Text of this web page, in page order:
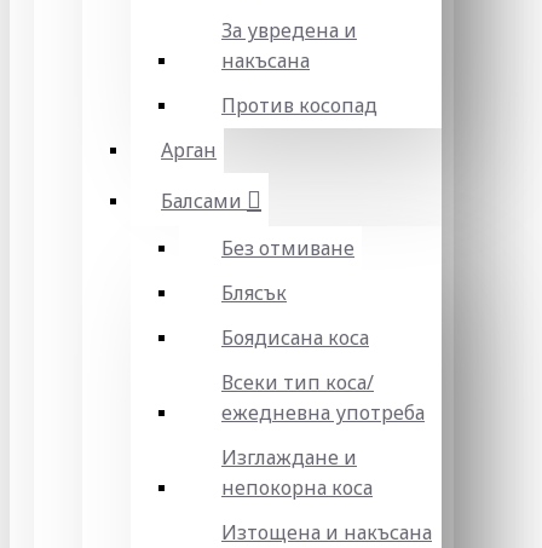
За увредена и
накъсана
Против косопад
Арган
Балсами
Без отмиване
Блясък
Боядисана коса
Всеки тип коса/
ежедневна употреба
Изглаждане и
непокорна коса
Изтощена и накъсана